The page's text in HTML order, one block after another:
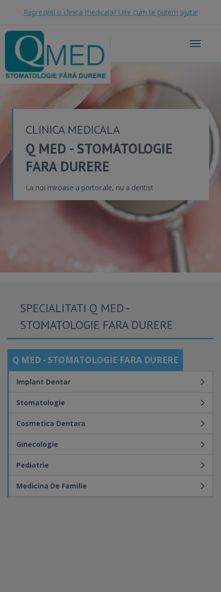
Reprezinti o clinica medicala? Uite cum te putem ajuta!
Toggle
CLINICA MEDICALA
Q MED - STOMATOLOGIE
FARA DURERE
La noi miroase a portocale, nu a dentist
SPECIALITATI Q MED -
STOMATOLOGIE FARA DURERE
Q MED - STOMATOLOGIE FARA DURERE
Implant Dentar
Stomatologie
Cosmetica Dentara
Ginecologie
Pediatrie
Medicina De Familie